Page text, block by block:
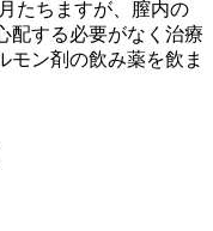
たちますが、膣内の
配する必要がなく治療
モン剤の飲み薬を飲ま